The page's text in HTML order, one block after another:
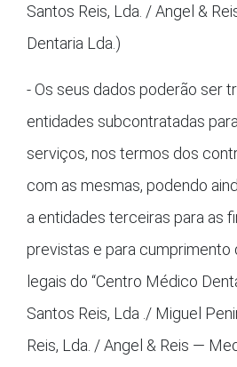
Santos Reis, Lda. / Angel &
Dentaria Lda.)
- Os seus dados poderão ser
entidades subcontratadas
serviços, nos termos dos
com as mesmas, podendo
a entidades terceiras para as
previstas e para cumprimento
legais do “Centro Médico
Santos Reis, Lda ./ Miguel
Reis, Lda. / Angel & Reis —